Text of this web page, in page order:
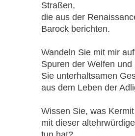
Straßen,
die aus der
Barock berichten.
Wandeln Sie mit mir
Spuren der Welfen und
Sie unterhaltsamen
aus dem Leben der
Wissen Sie, was
mit dieser